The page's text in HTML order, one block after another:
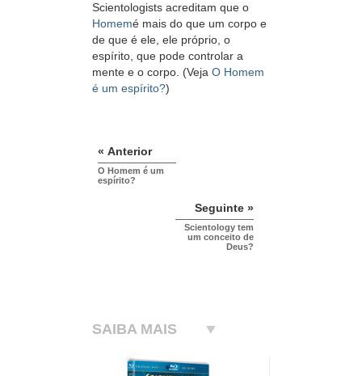
Scientologists acreditam que o
Homemé mais do que um corpo e
de que é ele, ele próprio, o
espírito, que pode controlar a
mente e o corpo. (Veja O Homem
é um espírito?)
« Anterior
O Homem é um
espírito?
Seguinte »
Scientology tem
um conceito de
Deus?
SAIBA MAIS